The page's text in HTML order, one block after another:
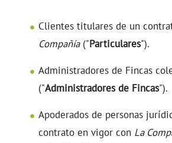
Clientes titulares de un
Compañía("Particulares").
Administradores de Fincas
("Administradores de Fincas").
Apoderados de personas
contrato en vigor con La